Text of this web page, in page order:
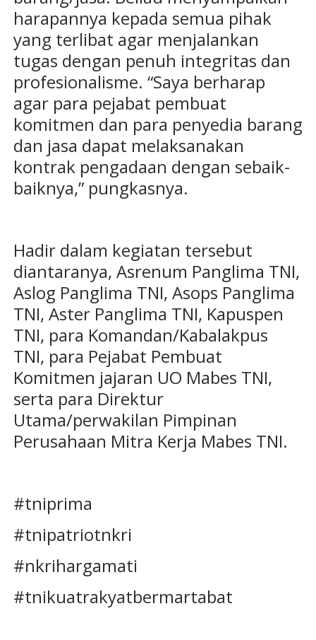
harapannya kepada semua pihak
yang terlibat agar menjalankan
tugas dengan penuh integritas dan
profesionalisme. “Saya berharap
agar para pejabat pembuat
komitmen dan para penyedia barang
dan jasa dapat melaksanakan
kontrak pengadaan dengan sebaik-
baiknya,” pungkasnya.
Hadir dalam kegiatan tersebut
diantaranya, Asrenum Panglima TNI,
Aslog Panglima TNI, Asops Panglima
TNI, Aster Panglima TNI, Kapuspen
TNI, para Komandan/Kabalakpus
TNI, para Pejabat Pembuat
Komitmen jajaran UO Mabes TNI,
serta para Direktur
Utama/perwakilan Pimpinan
Perusahaan Mitra Kerja Mabes TNI.
#tniprima
#tnipatriotnkri
#nkrihargamati
#tnikuatrakyatbermartabat